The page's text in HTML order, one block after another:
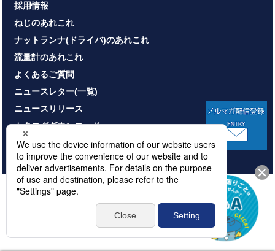
採用情報
ねじのあれこれ
ナットランナ(ドライバ)のあれこれ
流量計のあれこれ
よくあるご質問
ニュースレター(一覧)
ニュースリリース
カタログダウンロード
お問い合わせ
プライバシーポリシー
情報セキュリティ基本方針
© NITTOSEIKO CO., LTD. All rights reserved.